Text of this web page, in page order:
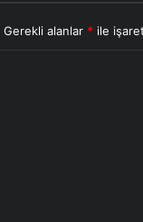
Gerekli alanlar * ile